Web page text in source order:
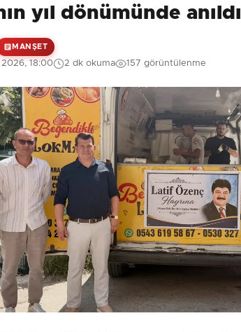
yıl dönümünde anıldı
MANŞET
18:00 2 dk okuma 157 görüntülenme